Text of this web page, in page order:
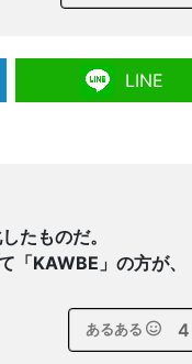
LINE
たものだ。
「KAWBE」の方が、
あるある 4